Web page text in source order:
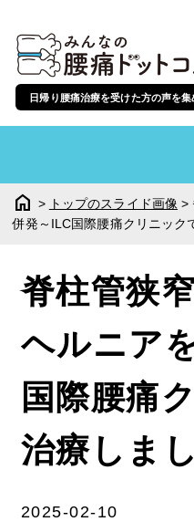
日帰り腰痛治療を受けた方の声を集
home > トップのスライド画像 >
併発～ILC国際腰痛クリニック
脊柱管狭
ヘルニア
国際腰痛
治療しま
2025-02-10